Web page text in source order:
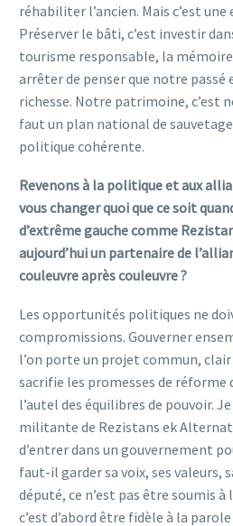
réhabiliter l’ancien. Mais c’est
Préserver le bâti, c’est investir
tourisme responsable, la
arrêter de penser que notre passé
richesse. Notre patrimoine, c’est
faut un plan national de
politique cohérente.
Revenons à la politique et aux
vous changer quoi que ce soit
d’extrême gauche comme
aujourd’hui un partenaire de
couleuvre après couleuvre ?
Les opportunités politiques ne
compromissions. Gouverner
l’on porte un projet commun, clair
sacrifie les promesses de
l’autel des équilibres de pouvoir.
militante de Rezistans ek
d’entrer dans un gouvernement
faut-il garder sa voix, ses valeurs,
député, ce n’est pas être soumis à
c’est d’abord être fidèle à la